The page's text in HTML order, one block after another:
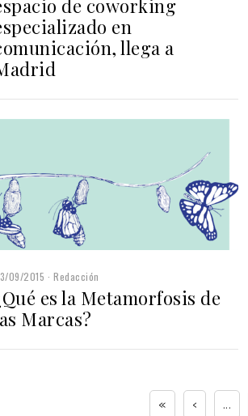
de coworking
en
llega a
09/2015 Redacción
es la Metamorfosis de
Marcas?
« ‹ ...